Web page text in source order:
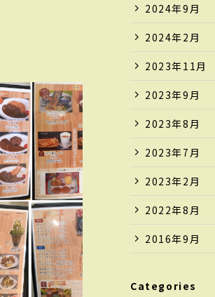
2024年9月
2024年2月
2023年11月
2023年9月
2023年8月
2023年7月
2023年2月
2022年8月
2016年9月
Categories